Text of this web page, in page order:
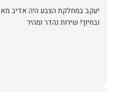
יעקב במחלקת הצבע היה אדיב
ובחיוך! שירות נהדר ומהיר